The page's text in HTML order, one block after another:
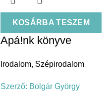
KOSÁRBA TESZEM
Apá!nk könyve
Irodalom, Szépirodalom
Szerző: Bolgár György